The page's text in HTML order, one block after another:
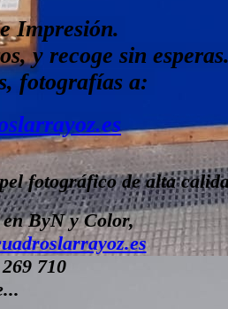
Impresión.
y recoge sin esperas.
fotografías a:
fotográfico de alta
enByN y Color,
710